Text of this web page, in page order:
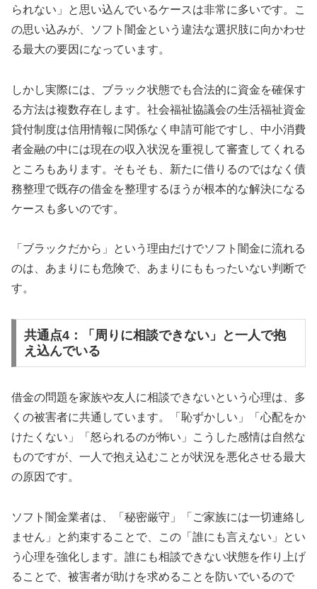
られない」と思い込んでいるケースは非常に多いです。こ
の思い込みが、ソフト闇金という違法な選択肢に向かわせ
る最大の要因になっています。
しかし実際には、ブラック状態でも合法的に資金を確保す
る方法は複数存在します。社会福祉協議会の生活福祉資金
貸付制度は信用情報に関係なく申請可能ですし、中小消費
者金融の中には現在の収入状況を重視して審査してくれる
ところもあります。そもそも、新たに借りるのではなく債
務整理で既存の借金を整理するほうが根本的な解決になる
ケースも多いのです。
「ブラックだから」という理由だけでソフト闇金に流れる
のは、あまりにも危険で、あまりにももったいない判断で
す。
共通点4：「周りに相談できない」と一人で抱
え込んでいる
借金の問題を家族や友人に相談できないという心理は、多
くの被害者に共通しています。「恥ずかしい」「心配をか
けたくない」「怒られるのが怖い」こうした感情は自然な
ものですが、一人で抱え込むことが状況を悪化させる最大
の原因です。
ソフト闇金業者は、「秘密厳守」「ご家族には一切連絡し
ません」と約束することで、この「誰にも言えない」とい
う心理を強化します。誰にも相談できない状態を作り上げ
ることで、被害者が助けを求めることを防いでいるので